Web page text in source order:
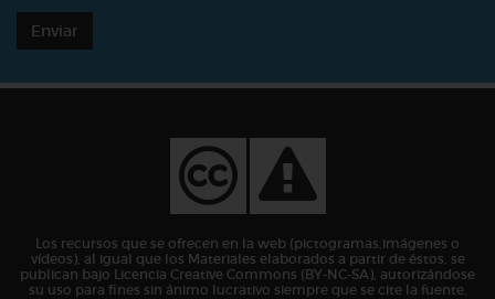
Enviar
Los recursos que se ofrecen en la web (pictogramas,imágenes o
vídeos), al igual que los Materiales elaborados a partir de éstos, se
publican bajo Licencia Creative Commons (BY-NC-SA), autorizándose
su uso para fines sin ánimo lucrativo siempre que se cite la fuente,